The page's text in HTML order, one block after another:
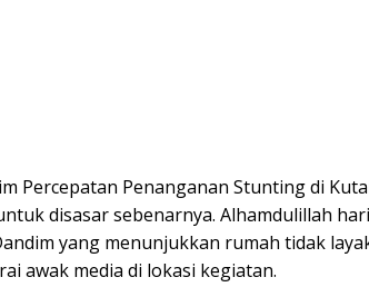
Percepatan Penanganan Stunting di
disasar sebenarnya. Alhamdulillah
yang menunjukkan rumah tidak
awak media di lokasi kegiatan.